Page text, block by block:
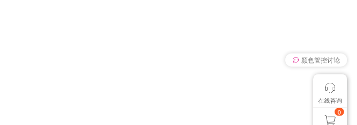
我有个想法
想找个色卡
颜色管控讨论
在线咨询
0